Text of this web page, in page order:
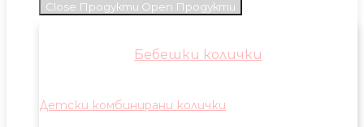
Close Продукти Open Продукти
Бебешки колички
Детски комбинирани колички